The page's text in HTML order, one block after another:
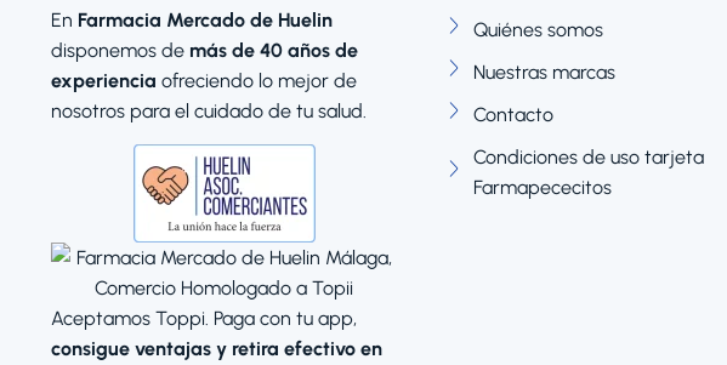
En Farmacia Mercado de Huelin
disponemos de más de 40 años de
experiencia ofreciendo lo mejor de
nosotros para el cuidado de tu salud.
Aceptamos Toppi. Paga con tu app,
consigue ventajas y retira efectivo en
Quiénes somos
Nuestras marcas
Contacto
Condiciones de uso tarjeta
Farmapececitos